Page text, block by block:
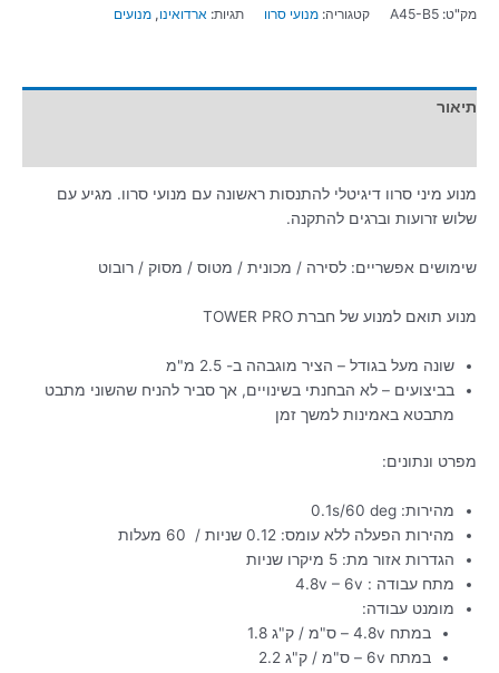
מק"ט: A45-B5 קטגוריה: מנועי סרוו תגיות: ארדואינו , מנועים
תיאור
מנוע מיני סרוו דיגיטלי להתנסות ראשונה עם מנועי סרוו. מגיע עם
שלוש זרועות וברגים להתקנה.
שימושים אפשריים: לסירה / מכונית / מטוס / מסוק / רובוט
מנוע תואם למנוע של חברת TOWER PRO
שונה מעל בגודל – הציר מוגבהה ב- 2.5 מ"מ
בביצועים – לא הבחנתי בשינויים, אך סביר להניח שהשוני מתבט
מתבטא באמינות למשך זמן
מפרט ונתונים:
מהירות: 0.1s/60 deg
מהירות הפעלה ללא עומס: 0.12 שניות / 60 מעלות
הגדרות אזור מת: 5 מיקרו שניות
מתח עבודה : 4.8v – 6v
מומנט עבודה:
במתח 4.8v – ס"מ / ק"ג 1.8
במתח 6v – ס"מ / ק"ג 2.2